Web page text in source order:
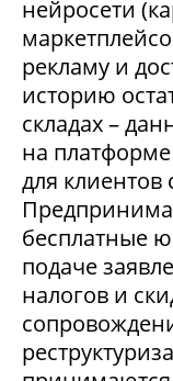
нейросети
рекламу и
историю
складах –
на
для
бесплатные
подаче
налогов и